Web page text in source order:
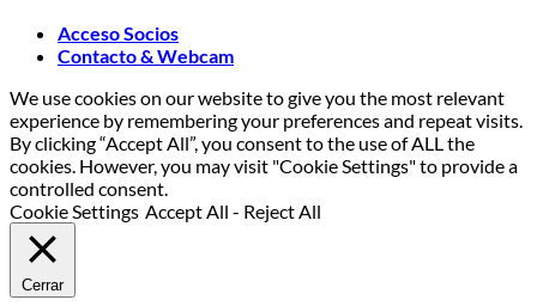
Acceso Socios
Contacto & Webcam
We use cookies on our website to give you the most relevant
experience by remembering your preferences and repeat visits.
By clicking “Accept All”, you consent to the use of ALL the
cookies. However, you may visit "Cookie Settings" to provide a
controlled consent.
Cookie Settings Accept All - Reject All
Cerrar